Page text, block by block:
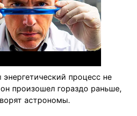
процесс не
произошел гораздо раньше,
астрономы.